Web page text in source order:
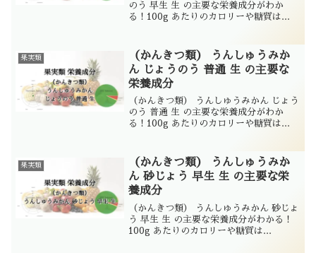
のう 早生 生 の主要な栄養成分がわか
る！100g あたりのカロリーや糖質は...
果実類
（かんきつ類） うんしゅうみか
ん じょうのう 普通 生 の主要な
栄養成分
（かんきつ類） うんしゅうみかん じょう
のう 普通 生 の主要な栄養成分がわか
る！100g あたりのカロリーや糖質は...
果実類
（かんきつ類） うんしゅうみか
ん 砂じょう 早生 生 の主要な栄
養成分
（かんきつ類） うんしゅうみかん 砂じょ
う 早生 生 の主要な栄養成分がわかる！
100g あたりのカロリーや糖質は...